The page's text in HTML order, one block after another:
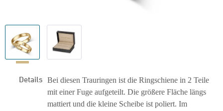
Details Bei diesen Trauringen ist die Ringschiene in 2 Teile
mit einer Fuge aufgeteilt. Die größere Fläche längs
mattiert und die kleine Scheibe ist poliert. Im